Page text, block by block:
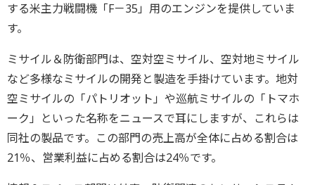
する米主力戦闘機「F－35」用のエンジンを提供していま
す。
ミサイル＆防衛部門は、空対空ミサイル、空対地ミサイル
など多様なミサイルの開発と製造を手掛けています。地対
空ミサイルの「パトリオット」や巡航ミサイルの「トマホ
ーク」といった名称をニュースで耳にしますが、これらは
同社の製品です。この部門の売上高が全体に占める割合は
21％、営業利益に占める割合は24％です。